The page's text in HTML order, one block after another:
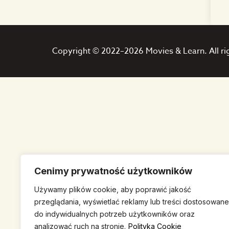
Cenimy prywatność użytkowników
Używamy plików cookie, aby poprawić jakość
przeglądania, wyświetlać reklamy lub treści dostosowane
do indywidualnych potrzeb użytkowników oraz
analizować ruch na stronie. Polityka Cookie
Copyright © 2022–2026 Movies & Learn. All